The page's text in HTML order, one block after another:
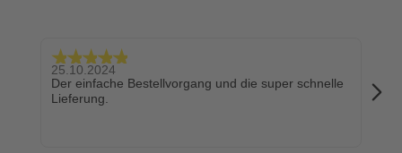
25.10.2024
Der einfache Bestellvorgang und die super schnelle
Lieferung.